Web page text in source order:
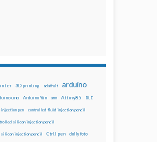
3D printing adafruit arduino
uno Arduino Yún arm Attiny85 BLE
pen controlled fluid injection pencil
silicon injection pencil
silicon injection pencil CtrlJ pen dolly foto